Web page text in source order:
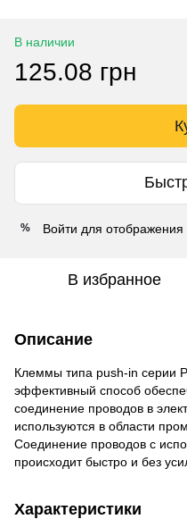
В наличии
125.08 грн
% Войти для отображения
В избранное
Описание
Клеммы типа push-in серии
эффективный способ
соединение проводов в
используются в области
Соединение проводов с
происходит быстро и без
Характеристики